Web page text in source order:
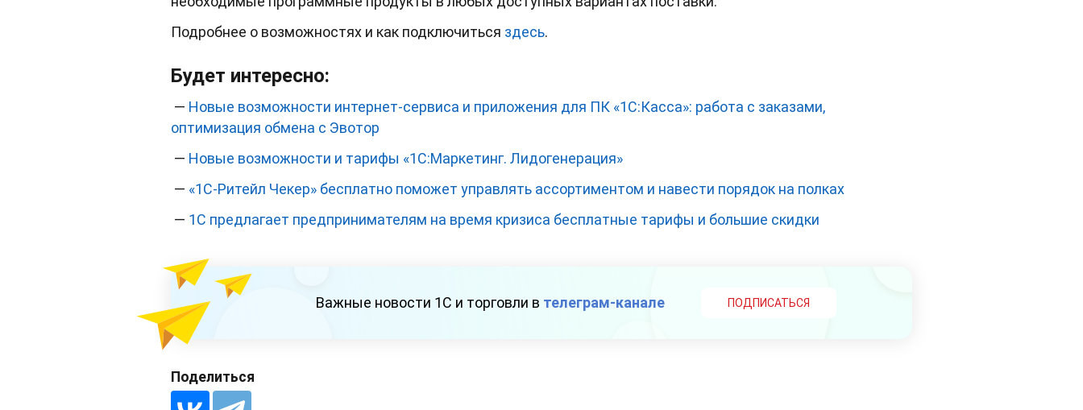
Подробнее о возможностях и как подключиться здесь.
Будет интересно:
— Новые возможности интернет-сервиса и приложения для ПК «1С:Касса»: работа с заказами,
оптимизация обмена с Эвотор
— Новые возможности и тарифы «1С:Маркетинг. Лидогенерация»
— «1С-Ритейл Чекер» бесплатно поможет управлять ассортиментом и навести порядок на полках
— 1С предлагает предпринимателям на время кризиса бесплатные тарифы и большие скидки
Важные новости 1С и торговли в телеграм-канале ПОДПИСАТЬСЯ
Поделиться